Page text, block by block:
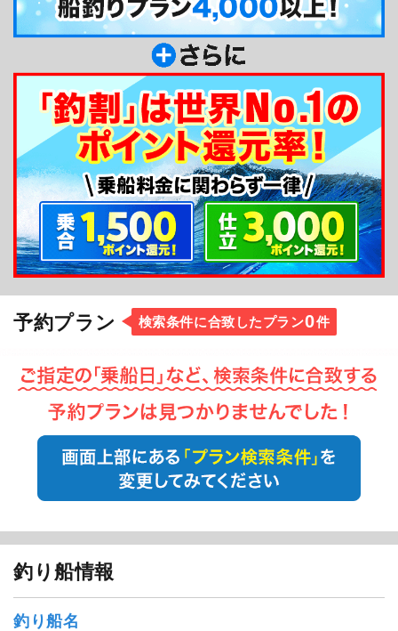
さいね(＾▽＾)♪
予約プラン 検索条件に合致したプラン0件
釣り船情報
釣り船名